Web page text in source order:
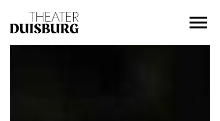
Zur Hauptnavigation springen
Zum Footer springen